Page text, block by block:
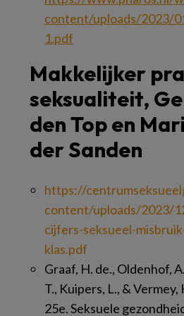
content/uploads/2023/
1.pdf
Makkelijker
seksualiteit,
den Top en
der Sanden
https://
content/uploads/2023/
cijfers-seksueel-
klas.pdf
Graaf, H. de., Oldenhof,
T., Kuipers, L., & Vermey,
25e. Seksuele